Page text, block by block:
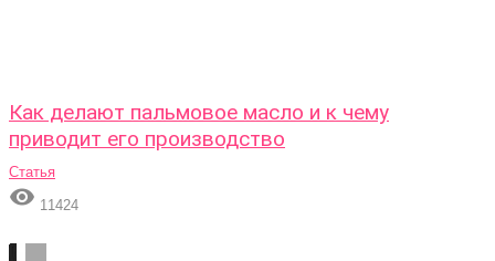
Как делают пальмовое масло и к чему
приводит его производство
Статья
 11424